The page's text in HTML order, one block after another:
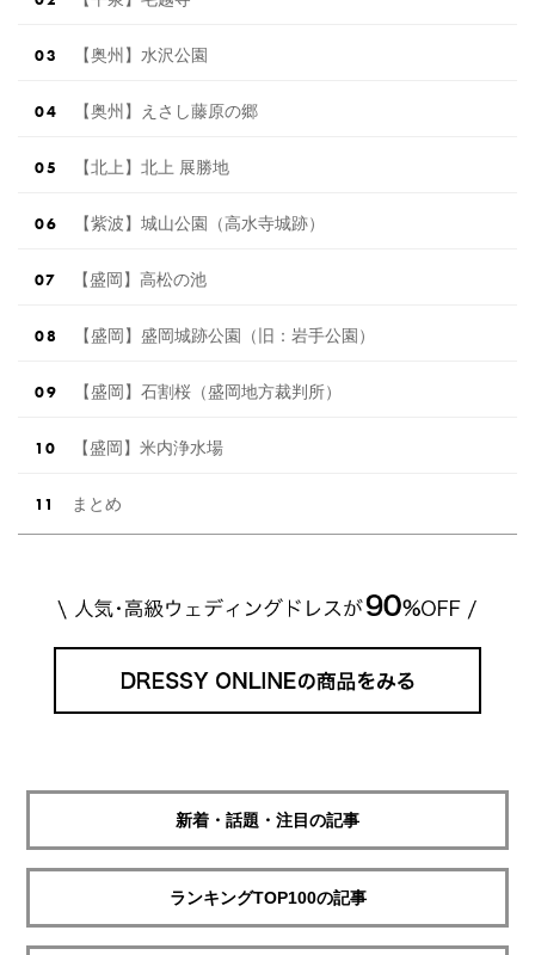
【奥州】水沢公園
【奥州】えさし藤原の郷
【北上】北上 展勝地
【紫波】城山公園（高水寺城跡）
【盛岡】高松の池
【盛岡】盛岡城跡公園（旧：岩手公園）
【盛岡】石割桜（盛岡地方裁判所）
【盛岡】米内浄水場
まとめ
新着・話題・注目の記事
ランキングTOP100の記事